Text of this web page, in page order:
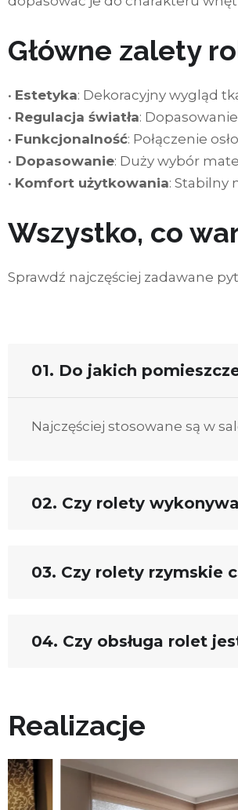
Główne zalety
• Estetyka: Dekoracyjny wygląd
• Regulacja światła:
• Funkcjonalność: Połączenie
• Dopasowanie: Duży wybór
• Komfort użytkowania: Stabilny
Wszystko, co
Sprawdź najczęściej zadawane
01. Do jakich
Najczęściej stosowane są w
02. Czy rolety
03. Czy rolety rzymskie
04. Czy obsługa rolet
Realizacje